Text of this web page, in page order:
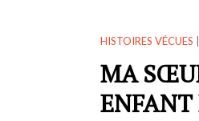
HISTOIRES VÉCUES
MA
ENFANT